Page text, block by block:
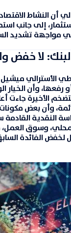
أن النشاط
إلى جانب
مواجهة تشديد
لا خفض
الأسترالي
وأن الخيار
الأخيرة جاءت
وأن بعض
النقدية
وسوق العمل
لخفض الفائدة